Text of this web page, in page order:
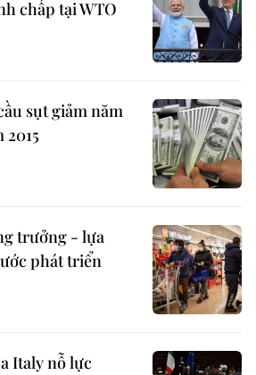
chấp tại WTO
sụt giảm năm
trưởng - lựa
phát triển
Italy nỗ lực